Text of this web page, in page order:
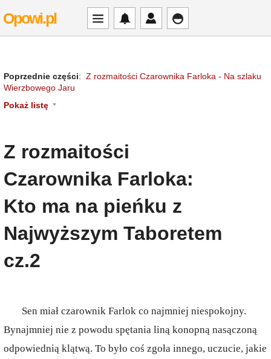
Opowi.pl
Poprzednie części: Z rozmaitości Czarownika Farloka - Na szlaku
Wierzbowego Jaru
Pokaż listę
Z rozmaitości
Czarownika Farloka:
Kto ma na pieńku z
Najwyższym Taboretem
cz.2
Sen miał czarownik Farlok co najmniej niespokojny.
Bynajmniej nie z powodu spętania liną konopną nasączoną
odpowiednią klątwą. To było coś zgoła innego, uczucie, jakie